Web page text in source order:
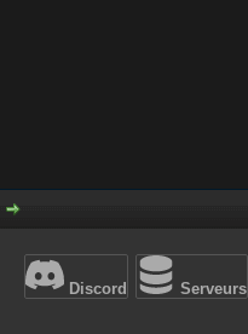
Discord Serveurs